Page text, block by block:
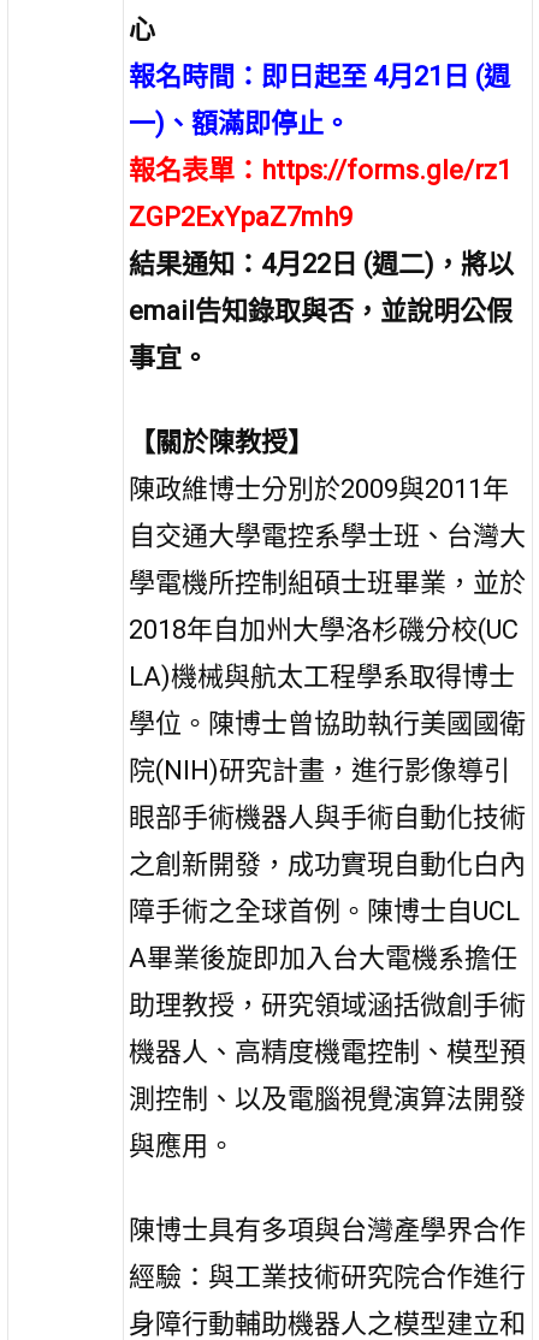
心
報名時間：即日起至 4月21日 (週
一)、額滿即停止。
報名表單： https://forms.gle/rz1
ZGP2ExYpaZ7mh9
結果通知：4月22日 (週二)，將以
email告知錄取與否，並說明公假
事宜。
【關於陳教授】
陳政維博士分別於2009與2011年
自交通大學電控系學士班、台灣大
學電機所控制組碩士班畢業，並於
2018年自加州大學洛杉磯分校(UC
LA)機械與航太工程學系取得博士
學位。陳博士曾協助執行美國國衛
院(NIH)研究計畫，進行影像導引
眼部手術機器人與手術自動化技術
之創新開發，成功實現自動化白內
障手術之全球首例。陳博士自UCL
A畢業後旋即加入台大電機系擔任
助理教授，研究領域涵括微創手術
機器人、高精度機電控制、模型預
測控制、以及電腦視覺演算法開發
與應用。
陳博士具有多項與台灣產學界合作
經驗：與工業技術研究院合作進行
身障行動輔助機器人之模型建立和